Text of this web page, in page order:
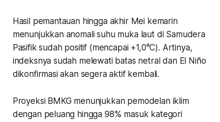
Hasil pemantauan hingga akhir Mei kemarin
menunjukkan anomali suhu muka laut di Samudera
Pasifik sudah positif (mencapai +1,0°C). Artinya,
indeksnya sudah melewati batas netral dan El Niño
dikonfirmasi akan segera aktif kembali.
Proyeksi BMKG menunjukkan pemodelan iklim
dengan peluang hingga 98% masuk kategori